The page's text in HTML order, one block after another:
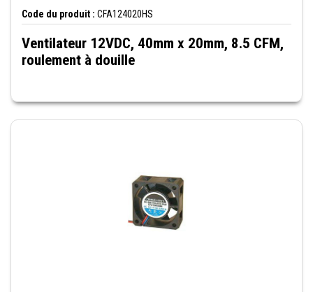
Code du produit : CFA124020HS
Ventilateur 12VDC, 40mm x 20mm, 8.5 CFM,
roulement à douille